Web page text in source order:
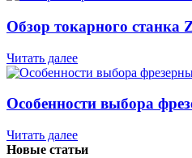
Обзор токарного станка
Читать далее
Особенности выбора
Читать далее
Новые статьи